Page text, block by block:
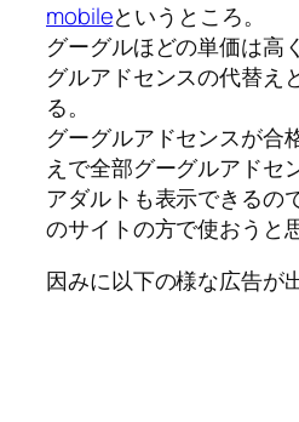
mobileというところ。
グーグルほどの単価は高
グルアドセンスの代替え
る。
グーグルアドセンスが合
えで全部グーグルアドセ
アダルトも表示できるの
のサイトの方で使おうと
因みに以下の様な広告が